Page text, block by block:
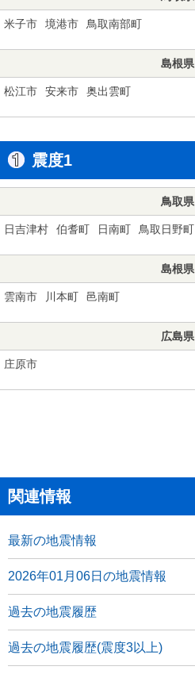
米子市 境港市 鳥取南部町
島根県
松江市 安来市 奥出雲町
震度1
鳥取県
日吉津村 伯耆町 日南町 鳥取日野町
島根県
雲南市 川本町 邑南町
広島県
庄原市
関連情報
最新の地震情報
2026年01月06日の地震情報
過去の地震履歴
過去の地震履歴(震度3以上)